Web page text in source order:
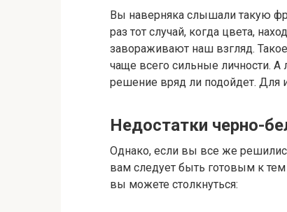
Вы наверняка слышали такую
раз тот случай, когда цвета,
завораживают наш взгляд.
чаще всего сильные личности.
решение вряд ли подойдет. Для
Недостатки черно-
Однако, если вы все же
вам следует быть готовым к
вы можете столкнуться: